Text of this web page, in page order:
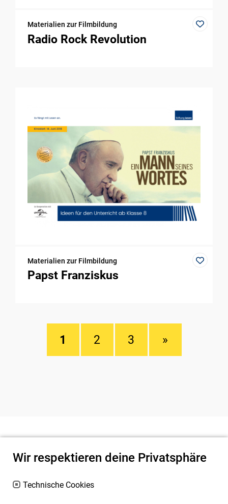
Materialien zur Filmbildung
Radio Rock Revolution
Materialien zur Filmbildung
Papst Franziskus
1 2 3 »
Wir respektieren deine Privatsphäre
Technische Cookies